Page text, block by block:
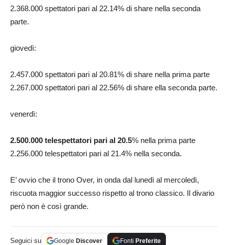
2.368.000 spettatori pari al 22.14% di share nella seconda
parte.
giovedì:
2.457.000 spettatori pari al 20.81% di share nella prima parte
2.267.000 spettatori pari al 22.56% di share ella seconda parte.
venerdì:
2.500.000 telespettatori pari al 20.5% nella prima parte
2.256.000 telespettatori pari al 21.4% nella seconda.
E’ ovvio che il trono Over, in onda dal lunedì al mercoledì,
riscuota maggior successo rispetto al trono classico. Il divario
però non è così grande.
Seguici su Google Discover Fonti Preferite